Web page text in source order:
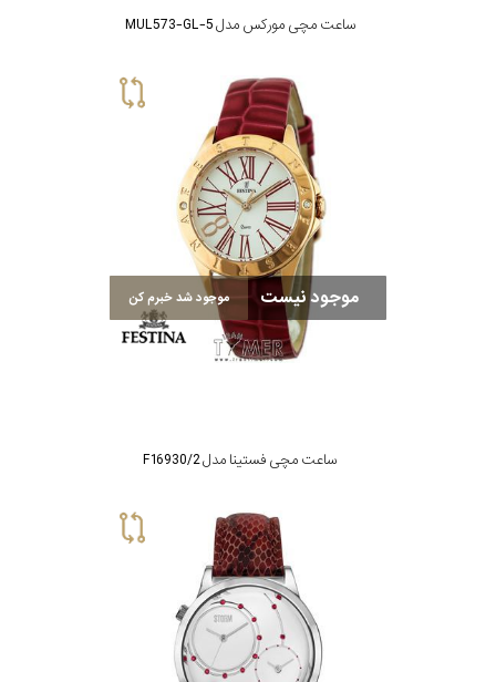
ساعت مچی مورکس مدل MUL573-GL-5
موجود نیست موجود شد خبرم کن
ساعت مچی فستینا مدل F16930/2